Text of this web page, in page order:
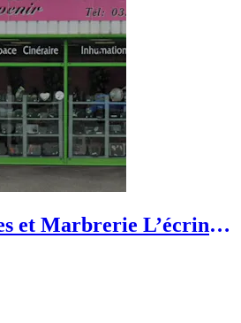
et Marbrerie L’écrin